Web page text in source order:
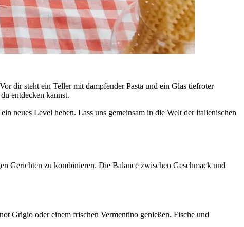
dir steht ein Teller mit dampfender Pasta und ein Glas tiefroter
entdecken kannst.
neues Level heben. Lass uns gemeinsam in die Welt der italienischen
Gerichten zu kombinieren. Die Balance zwischen Geschmack und
Grigio oder einem frischen Vermentino genießen. Fische und